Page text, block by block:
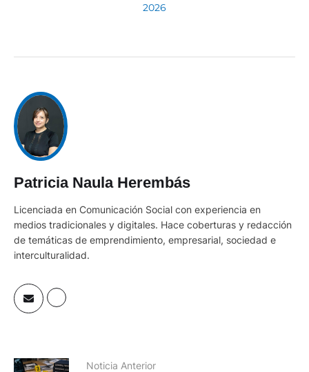
2026
Patricia Naula Herembás
Licenciada en Comunicación Social con experiencia en
medios tradicionales y digitales. Hace coberturas y redacción
de temáticas de emprendimiento, empresarial, sociedad e
interculturalidad.
Noticia Anterior